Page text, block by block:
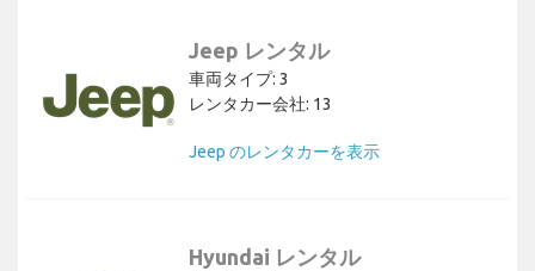
Jeep レンタル
車両タイプ: 3
レンタカー会社: 13
Jeep のレンタカーを表示
Hyundai レンタル